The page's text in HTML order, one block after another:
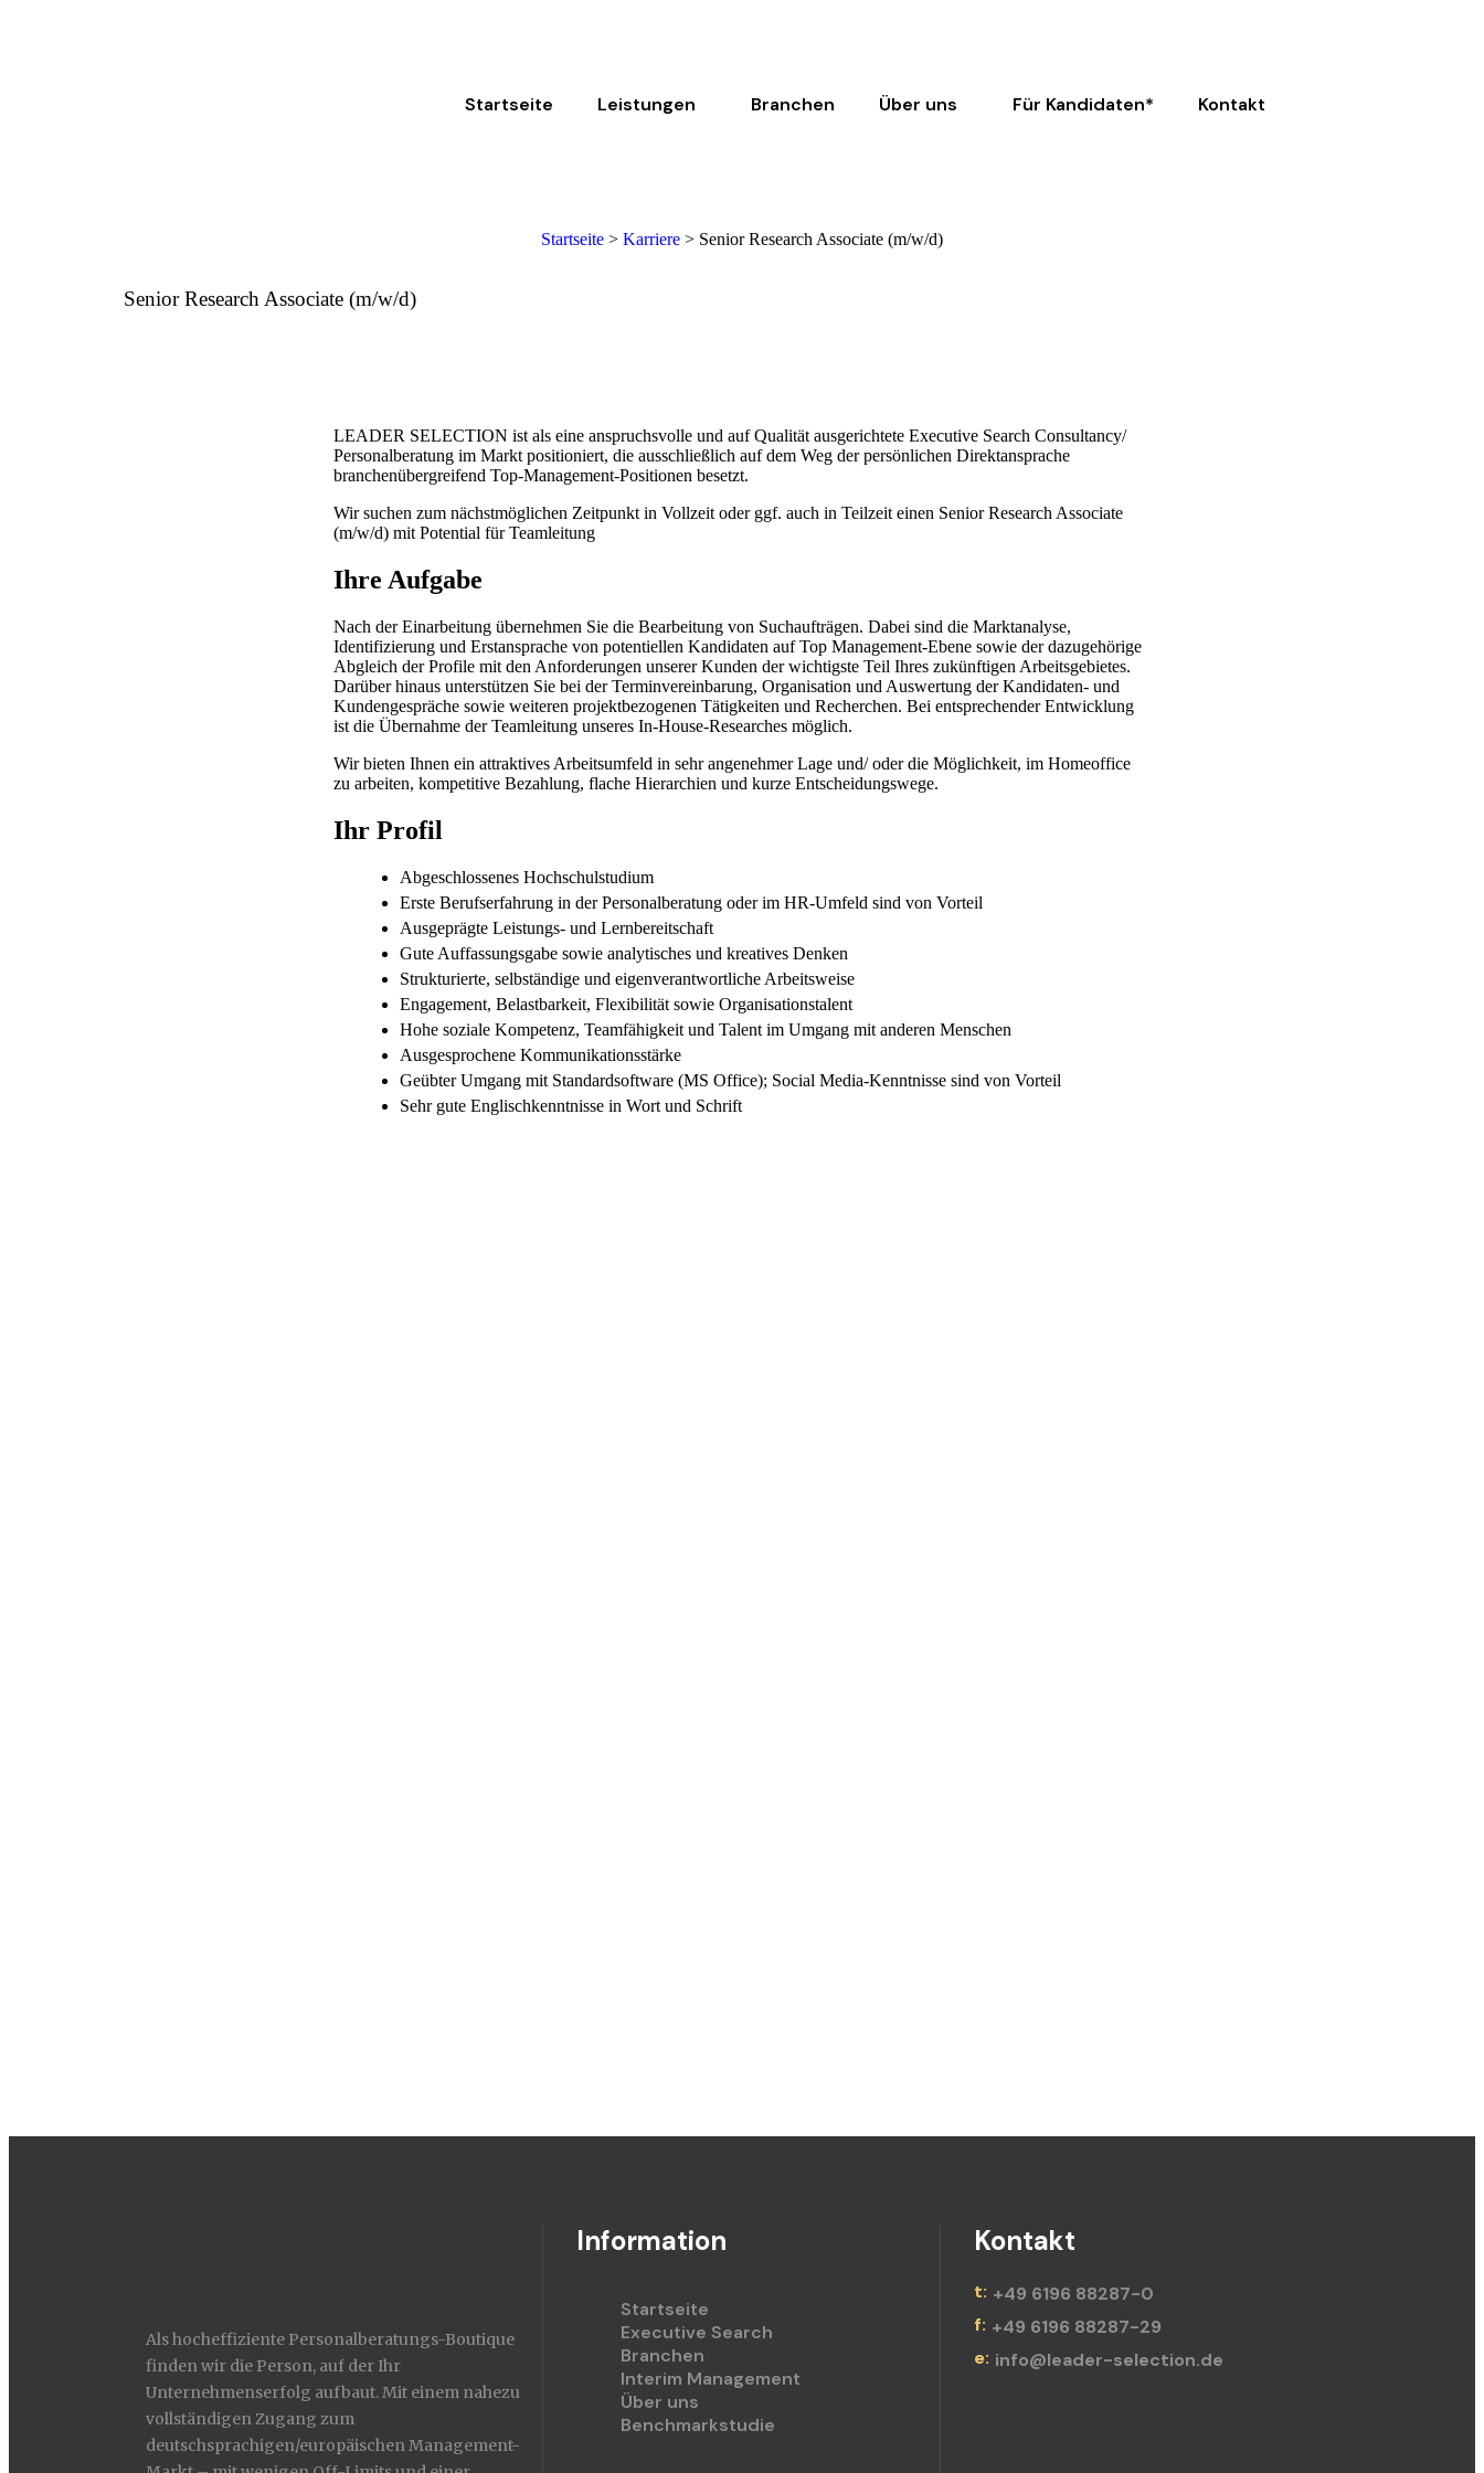
Startseite Leistungen Branchen Über uns Für Kandidaten* Kontakt
Startseite > Karriere > Senior Research Associate (m/w/d)
Senior Research Associate (m/w/d)
LEADER SELECTION ist als eine anspruchsvolle und auf Qualität ausgerichtete Executive Search Consultancy/
Personalberatung im Markt positioniert, die ausschließlich auf dem Weg der persönlichen Direktansprache
branchenübergreifend Top-Management-Positionen besetzt.
Wir suchen zum nächstmöglichen Zeitpunkt in Vollzeit oder ggf. auch in Teilzeit einen Senior Research Associate
(m/w/d) mit Potential für Teamleitung
Ihre Aufgabe
Nach der Einarbeitung übernehmen Sie die Bearbeitung von Suchaufträgen. Dabei sind die Marktanalyse,
Identifizierung und Erstansprache von potentiellen Kandidaten auf Top Management-Ebene sowie der dazugehörige
Abgleich der Profile mit den Anforderungen unserer Kunden der wichtigste Teil Ihres zukünftigen Arbeitsgebietes.
Darüber hinaus unterstützen Sie bei der Terminvereinbarung, Organisation und Auswertung der Kandidaten- und
Kundengespräche sowie weiteren projektbezogenen Tätigkeiten und Recherchen. Bei entsprechender Entwicklung
ist die Übernahme der Teamleitung unseres In-House-Researches möglich.
Wir bieten Ihnen ein attraktives Arbeitsumfeld in sehr angenehmer Lage und/ oder die Möglichkeit, im Homeoffice
zu arbeiten, kompetitive Bezahlung, flache Hierarchien und kurze Entscheidungswege.
Ihr Profil
Abgeschlossenes Hochschulstudium
Erste Berufserfahrung in der Personalberatung oder im HR-Umfeld sind von Vorteil
Ausgeprägte Leistungs- und Lernbereitschaft
Gute Auffassungsgabe sowie analytisches und kreatives Denken
Strukturierte, selbständige und eigenverantwortliche Arbeitsweise
Engagement, Belastbarkeit, Flexibilität sowie Organisationstalent
Hohe soziale Kompetenz, Teamfähigkeit und Talent im Umgang mit anderen Menschen
Ausgesprochene Kommunikationsstärke
Geübter Umgang mit Standardsoftware (MS Office); Social Media-Kenntnisse sind von Vorteil
Sehr gute Englischkenntnisse in Wort und Schrift
Als hocheffiziente Personalberatungs-Boutique
finden wir die Person, auf der Ihr
Unternehmenserfolg aufbaut. Mit einem nahezu
vollständigen Zugang zum
deutschsprachigen/europäischen Management-
Information
Startseite
Executive Search
Branchen
Interim Management
Über uns
Benchmarkstudie
Kontakt
+49 6196 88287-0
+49 6196 88287-29
info@leader-selection.de